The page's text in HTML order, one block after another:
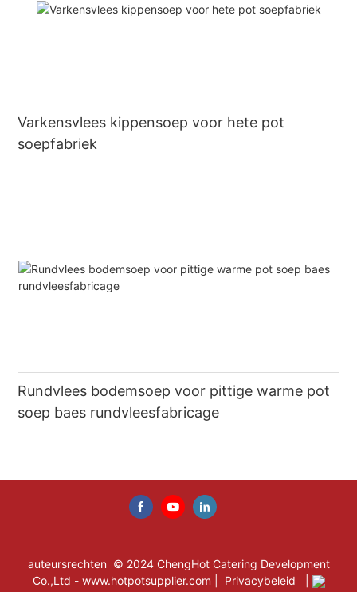
Varkensvlees kippensoep voor hete pot
soepfabriek
Rundvlees bodemsoep voor pittige warme pot
soep baes rundvleesfabricage
auteursrechten © 2024 ChengHot Catering Development
Co.,Ltd - www.hotpotsupplier.com Privacybeleid